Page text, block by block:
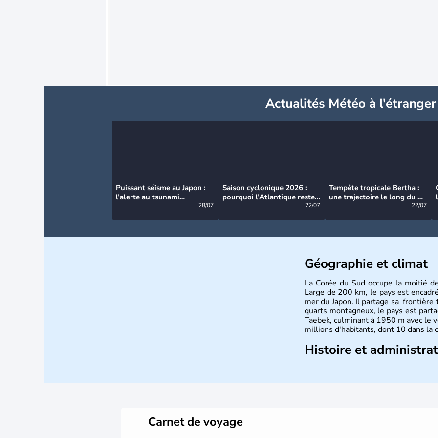
Actualités Météo à l'étranger
Puissant séisme au Japon :
l’alerte au tsunami
28/07
Saison cyclonique 2026 :
pourquoi l’Atlantique reste
22/07
Tempête tropicale Bertha :
une trajectoire le long du du
22/07
Géographie et climat
La Corée du Sud occupe la moitié
Large de 200 km, le pays est
mer du Japon. Il partage sa
quarts montagneux, le pays est
Taebek, culminant à 1950 m avec le
millions d'habitants, dont 10 dans la
Histoire et
Carnet de voyage